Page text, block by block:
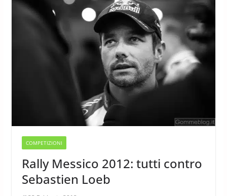
COMPETIZIONI
Rally Messico 2012: tutti contro
Sebastien Loeb